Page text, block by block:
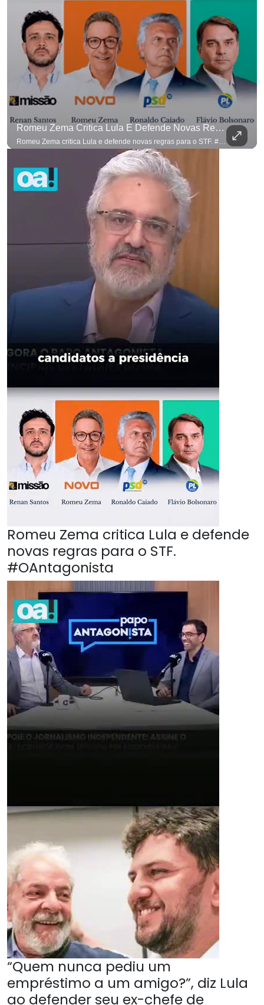
Romeu Zema Critica Lula E Defende Novas Regras Para O STF. #OAntagonista
Romeu Zema critica Lula e defende novas regras para o STF. #OAntagonista Se você busca informação com credibilidade, inscreva-se agora e ative o
Romeu Zema critica Lula e defende
novas regras para o STF.
#OAntagonista
“Quem nunca pediu um
empréstimo a um amigo?”, diz Lula
ao defender seu ex-chefe de